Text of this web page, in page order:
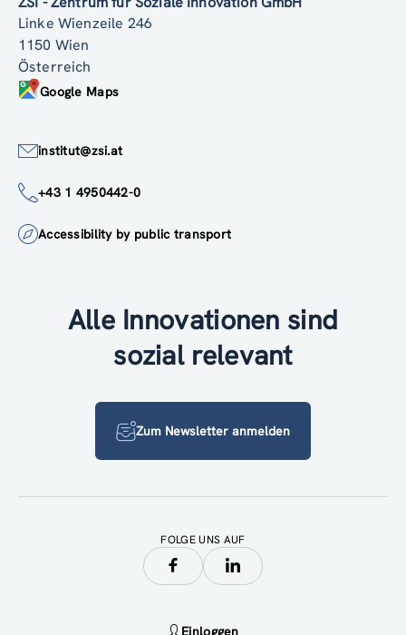
Linke Wienzeile 246
1150 Wien
Österreich
Google Maps
institut@zsi.at
+43 1 4950442-0
Accessibility by public transport
Alle Innovationen sind
sozial relevant
Zum Newsletter anmelden
FOLGE UNS AUF
Einloggen